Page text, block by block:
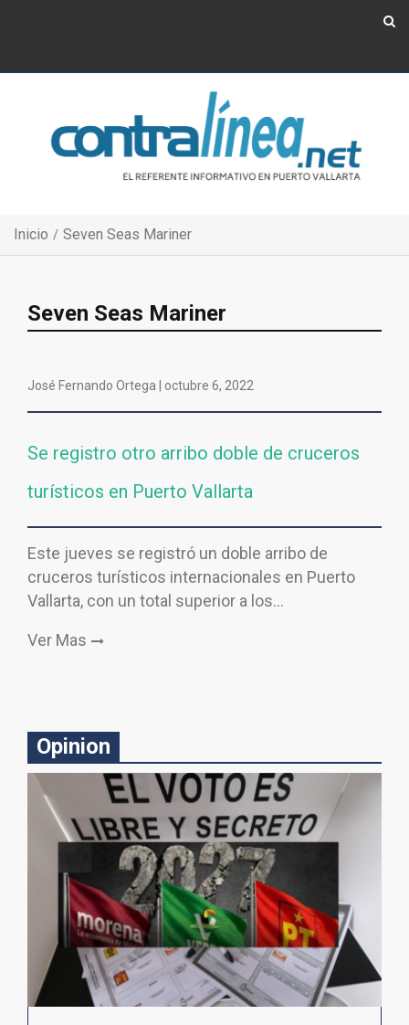
Inicio Seven Seas Mariner
Seven Seas Mariner
José Fernando Ortega | octubre 6, 2022
Se registro otro arribo doble de cruceros
turísticos en Puerto Vallarta
Este jueves se registró un doble arribo de
cruceros turísticos internacionales en Puerto
Vallarta, con un total superior a los…
Ver Mas
Opinion